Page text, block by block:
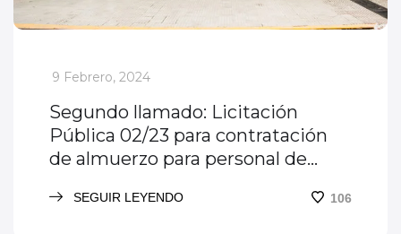
_
9 Febrero, 2024
Segundo llamado: Licitación
Pública 02/23 para contratación
de almuerzo para personal de
SEGUIR LEYENDO 106